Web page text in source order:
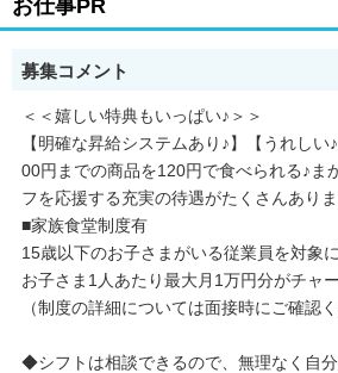
お仕事PR
募集コメント
＜＜嬉しい特典もいっぱい♪＞＞
【明確な昇給システムあり♪】【うれし
00円までの商品を120円で食べられる♪ま
フを応援する充実の待遇がたくさんありま
■家族食堂制度有
15歳以下のお子さまがいる従業員を対象
お子さま1人あたり最大月1万円分がチャ
（制度の詳細については面接時にご確認く
◆シフトは相談できるので、無理なく自分